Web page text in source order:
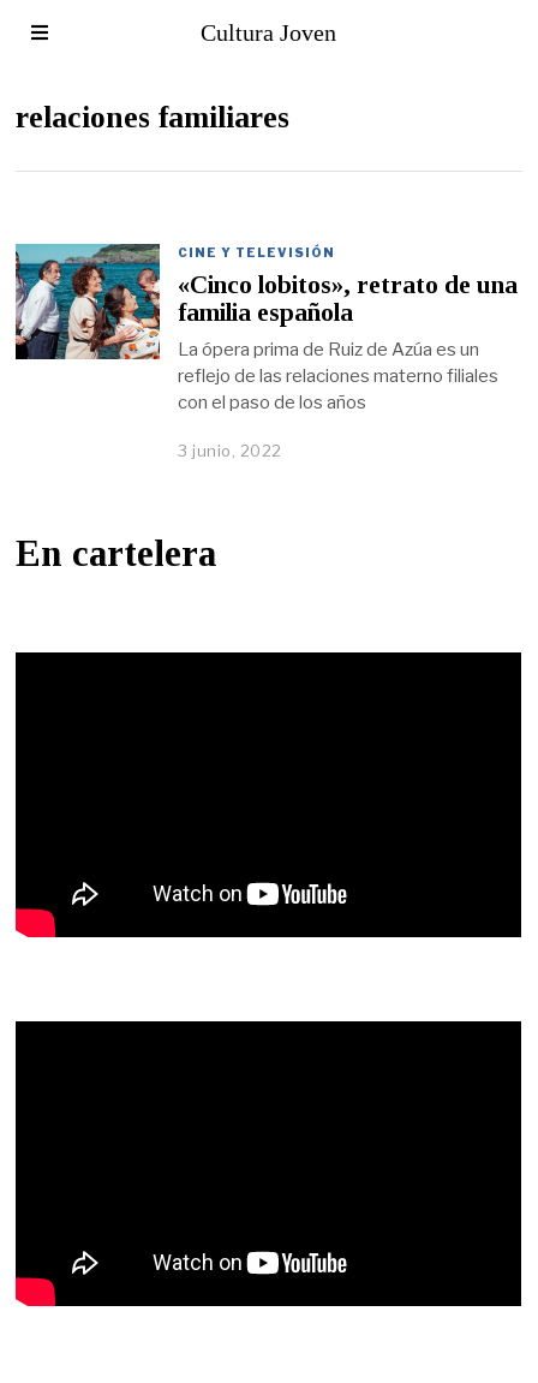
Cultura Joven
relaciones familiares
CINE Y TELEVISIÓN
«Cinco lobitos», retrato de una
familia española
La ópera prima de Ruiz de Azúa es un
reflejo de las relaciones materno filiales
con el paso de los años
3 junio, 2022
En cartelera